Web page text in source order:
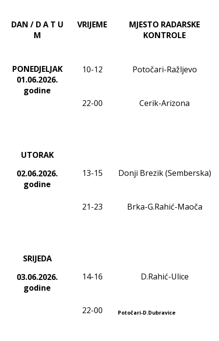
DAN / D A T U
M
VRIJEME
MJESTO RADARSKE
KONTROLE
PONEDJELJAK
01.06.2026.
godine
10-12 Potočari-Ražljevo
22-00 Cerik-Arizona
UTORAK
02.06.2026.
godine
13-15 Donji Brezik (Semberska)
21-23 Brka-G.Rahić-Maoča
SRIJEDA
03.06.2026.
godine
14-16 D.Rahić-Ulice
22-00 Potočari-D.Dubravice